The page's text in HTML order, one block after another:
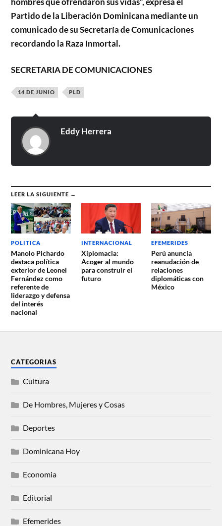
Partido de la Liberación Dominicana mediante un
comunicado de su Secretaría de Comunicaciones
recordando la Raza Inmortal.
SECRETARIA DE COMUNICACIONES
14 DE JUNIO PLD
Eddy Herrera
LEER LA SIGUIENTE →
POLITICA
Manolo Pichardo
destaca política
exterior de Leonel
Fernández como
referente de
liderazgo y defensa
del interés
nacional
INTERNACIONAL
Xiplomacia:
Acoger al mundo
para construir el
futuro
EFEMERIDES
Perú anuncia
reanudación de
relaciones
diplomáticas con
México
CATEGORIAS
Cultura
De Hombres, Mujeres y Cosas
Deportes
Dominicana Hoy
Economia
Editorial
Efemerides